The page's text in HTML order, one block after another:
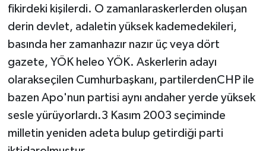
fikirdeki kişilerdi. O zamanlaraskerlerden oluşan
derin devlet, adaletin yüksek kademedekileri,
basında her zamanhazır nazır üç veya dört
gazete, YÖK heleo YÖK. Askerlerin adayı
olarakseçilen Cumhurbaşkanı, partilerdenCHP ile
bazen Apo'nun partisi aynı andaher yerde yüksek
sesle yürüyorlardı.3 Kasım 2003 seçiminde
milletin yeniden adeta bulup getirdiği parti